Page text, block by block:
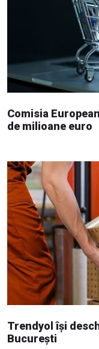
Comisia
de milioane euro
Trendyol își
București